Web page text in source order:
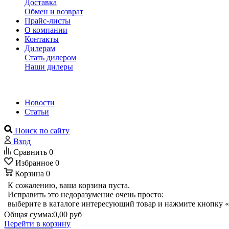
Доставка
Обмен и возврат
Прайс-листы
О компании
Контакты
Дилерам
Стать дилером
Наши дилеры
Новости
Статьи
Поиск по сайту
Вход
Сравнить 0
Избранное 0
Корзина 0
К сожалению, ваша корзина пуста.
Исправить это недоразумение очень просто:
выберите в каталоге интересующий товар и нажмите кнопку
Общая сумма:0,00 руб
Перейти в корзину